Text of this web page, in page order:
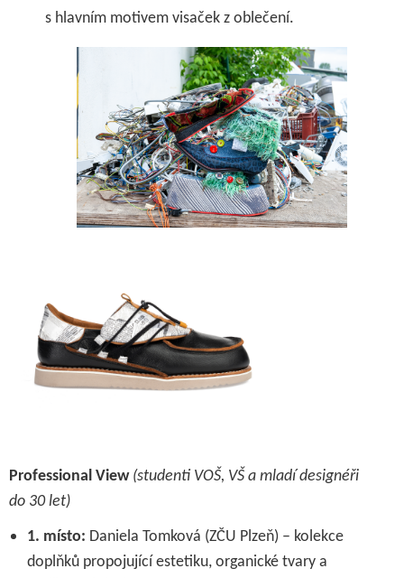
s hlavním motivem visaček z oblečení.
Professional View (studenti VOŠ, VŠ a mladí designéři
do 30 let)
1. místo: Daniela Tomková (ZČU Plzeň) – kolekce
doplňků propojující estetiku, organické tvary a